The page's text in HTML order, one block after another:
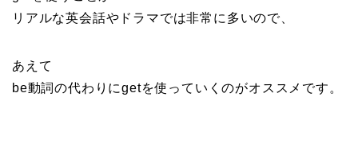
リアルな英会話やドラマでは非常に多いので、
あえて
be動詞の代わりにgetを使っていくのがオススメです。